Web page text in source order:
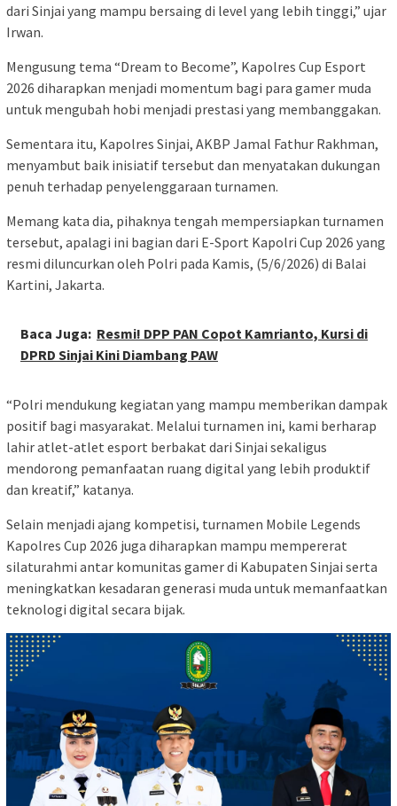
dari Sinjai yang mampu bersaing di level yang lebih tinggi,” ujar
Irwan.
Mengusung tema “Dream to Become”, Kapolres Cup Esport
2026 diharapkan menjadi momentum bagi para gamer muda
untuk mengubah hobi menjadi prestasi yang membanggakan.
Sementara itu, Kapolres Sinjai, AKBP Jamal Fathur Rakhman,
menyambut baik inisiatif tersebut dan menyatakan dukungan
penuh terhadap penyelenggaraan turnamen.
Memang kata dia, pihaknya tengah mempersiapkan turnamen
tersebut, apalagi ini bagian dari E-Sport Kapolri Cup 2026 yang
resmi diluncurkan oleh Polri pada Kamis, (5/6/2026) di Balai
Kartini, Jakarta.
Baca Juga: Resmi! DPP PAN Copot Kamrianto, Kursi di
DPRD Sinjai Kini Diambang PAW
“Polri mendukung kegiatan yang mampu memberikan dampak
positif bagi masyarakat. Melalui turnamen ini, kami berharap
lahir atlet-atlet esport berbakat dari Sinjai sekaligus
mendorong pemanfaatan ruang digital yang lebih produktif
dan kreatif,” katanya.
Selain menjadi ajang kompetisi, turnamen Mobile Legends
Kapolres Cup 2026 juga diharapkan mampu mempererat
silaturahmi antar komunitas gamer di Kabupaten Sinjai serta
meningkatkan kesadaran generasi muda untuk memanfaatkan
teknologi digital secara bijak.